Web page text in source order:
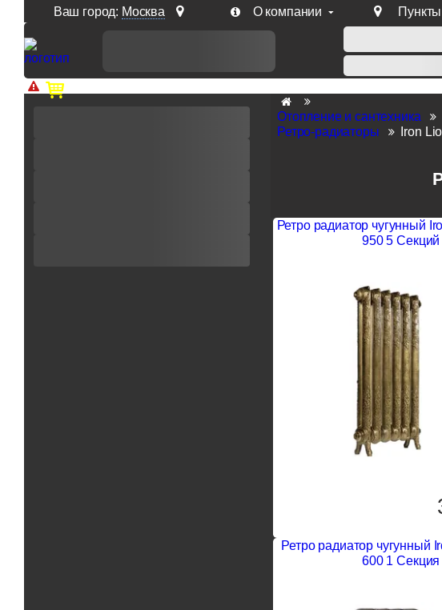
Ваш город: Москва О компании
Доп. скидка от цен на сайте 7% при заказе от 50 тыс. руб
Отопление и сантехника
Ретро-радиаторы
Iron
Ретро радиатор чугунный
950 5 Секций
Ретро радиатор чугунный
600 1 Секция